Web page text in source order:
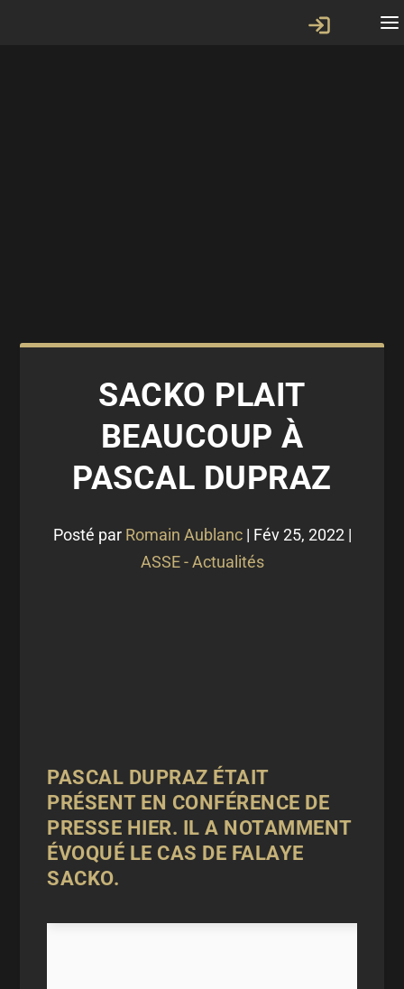
SACKO PLAIT
BEAUCOUP À
PASCAL DUPRAZ
Posté par Romain Aublanc| Fév 25, 2022|
ASSE - Actualités
PASCAL DUPRAZ ÉTAIT
PRÉSENT EN CONFÉRENCE DE
PRESSE HIER. IL A NOTAMMENT
ÉVOQUÉ LE CAS DE FALAYE
SACKO.